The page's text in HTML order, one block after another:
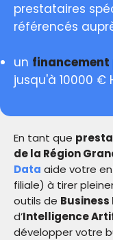
prestataires
référencés
un financement
jusqu'à 10000 €
En tant que
de la Région
Data aide votre
filiale) à tirer
outils de
d’Intelligence
développer votre